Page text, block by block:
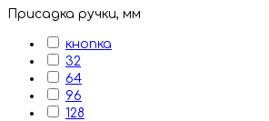
Присадка ручки, мм
кнопка
32
64
96
128